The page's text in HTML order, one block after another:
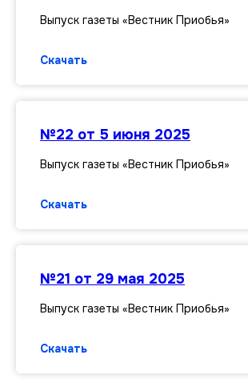
Выпуск газеты «Вестник Приобья»
Скачать
№22 от 5 июня 2025
Выпуск газеты «Вестник Приобья»
Скачать
№21 от 29 мая 2025
Выпуск газеты «Вестник Приобья»
Скачать